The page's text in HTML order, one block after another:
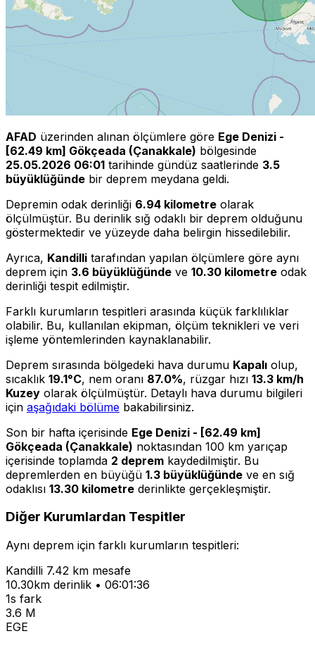
AFAD üzerinden alınan ölçümlere göre Ege Denizi -
[62.49 km] Gökçeada (Çanakkale) bölgesinde
25.05.2026 06:01 tarihinde gündüz saatlerinde 3.5
büyüklüğünde bir deprem meydana geldi.
Depremin odak derinliği 6.94 kilometre olarak
ölçülmüştür. Bu derinlik sığ odaklı bir deprem olduğunu
göstermektedir ve yüzeyde daha belirgin hissedilebilir.
Ayrıca, Kandilli tarafından yapılan ölçümlere göre aynı
deprem için 3.6 büyüklüğünde ve 10.30 kilometre odak
derinliği tespit edilmiştir.
Farklı kurumların tespitleri arasında küçük farklılıklar
olabilir. Bu, kullanılan ekipman, ölçüm teknikleri ve veri
işleme yöntemlerinden kaynaklanabilir.
Deprem sırasında bölgedeki hava durumu Kapalı olup,
sıcaklık 19.1°C, nem oranı 87.0%, rüzgar hızı 13.3 km/h
Kuzey olarak ölçülmüştür. Detaylı hava durumu bilgileri
için aşağıdaki bölüme bakabilirsiniz.
Son bir hafta içerisinde Ege Denizi - [62.49 km]
Gökçeada (Çanakkale) noktasından 100 km yarıçap
içerisinde toplamda 2 deprem kaydedilmiştir. Bu
depremlerden en büyüğü 1.3 büyüklüğünde ve en sığ
odaklısı 13.30 kilometre derinlikte gerçekleşmiştir.
Diğer Kurumlardan Tespitler
Aynı deprem için farklı kurumların tespitleri:
Kandilli 7.42 km mesafe
10.30km derinlik • 06:01:36
1s fark
3.6 M
EGE